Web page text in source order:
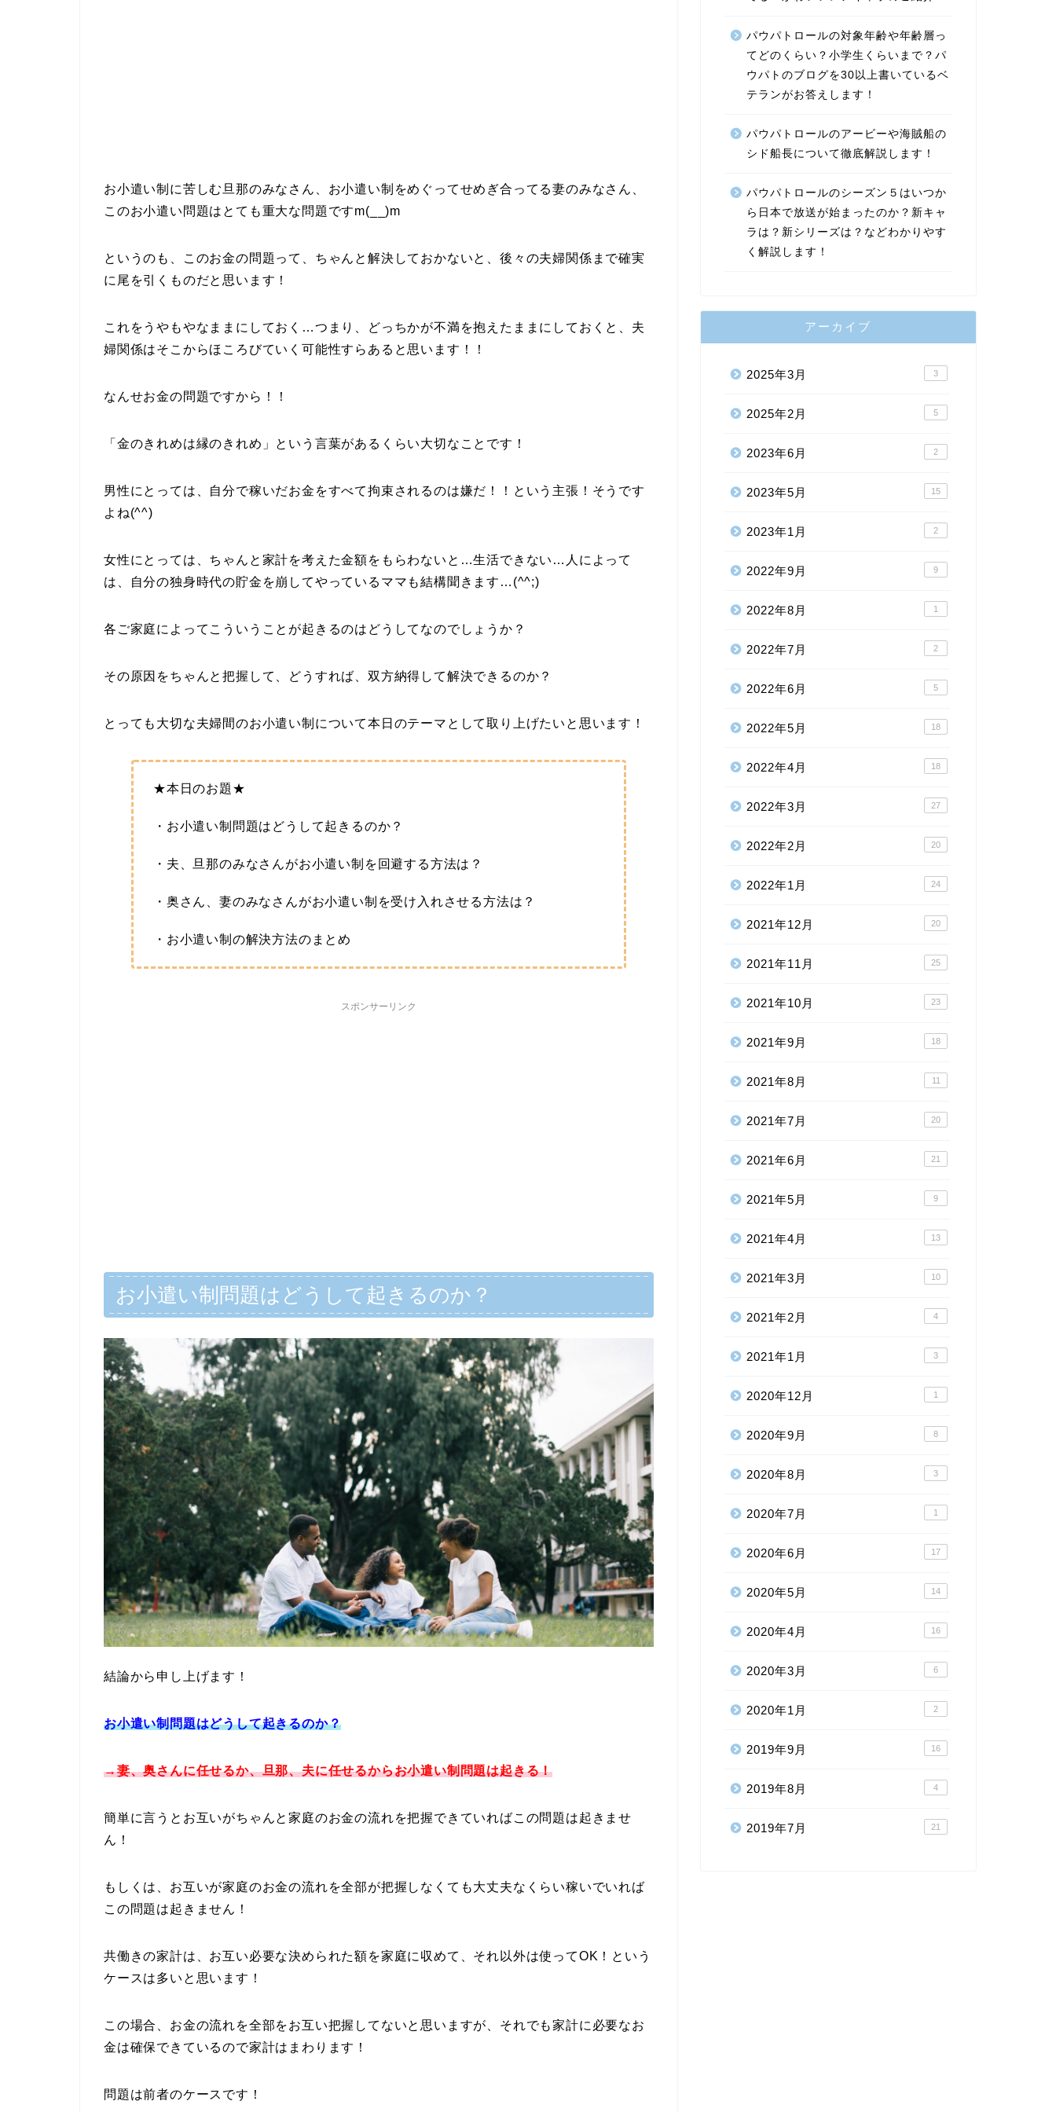
お小遣い制に苦しむ旦那のみなさん、お小遣い制をめぐってせめぎ合ってる妻のみなさん、
このお小遣い問題はとても重大な問題ですm(__)m
というのも、このお金の問題って、ちゃんと解決しておかないと、後々の夫婦関係まで確実
に尾を引くものだと思います！
これをうやもやなままにしておく…つまり、どっちかが不満を抱えたままにしておくと、夫
婦関係はそこからほころびていく可能性すらあると思います！！
なんせお金の問題ですから！！
「金のきれめは縁のきれめ」という言葉があるくらい大切なことです！
男性にとっては、自分で稼いだお金をすべて拘束されるのは嫌だ！！という主張！そうです
よね(^^)
女性にとっては、ちゃんと家計を考えた金額をもらわないと…生活できない…人によって
は、自分の独身時代の貯金を崩してやっているママも結構聞きます…(^^;)
各ご家庭によってこういうことが起きるのはどうしてなのでしょうか？
その原因をちゃんと把握して、どうすれば、双方納得して解決できるのか？
とっても大切な夫婦間のお小遣い制について本日のテーマとして取り上げたいと思います！
★本日のお題★
・お小遣い制問題はどうして起きるのか？
・夫、旦那のみなさんがお小遣い制を回避する方法は？
・奥さん、妻のみなさんがお小遣い制を受け入れさせる方法は？
・お小遣い制の解決方法のまとめ
スポンサーリンク
お小遣い制問題はどうして起きるのか？
結論から申し上げます！
お小遣い制問題はどうして起きるのか？
→妻、奥さんに任せるか、旦那、夫に任せるからお小遣い制問題は起きる！
簡単に言うとお互いがちゃんと家庭のお金の流れを把握できていればこの問題は起きませ
ん！
もしくは、お互いが家庭のお金の流れを全部が把握しなくても大丈夫なくらい稼いでいれば
この問題は起きません！
共働きの家計は、お互い必要な決められた額を家庭に収めて、それ以外は使ってOK！という
ケースは多いと思います！
この場合、お金の流れを全部をお互い把握してないと思いますが、それでも家計に必要なお
金は確保できているので家計はまわります！
問題は前者のケースです！
パウパトロールの対象年齢や年齢層っ
てどのくらい？小学生くらいまで？パ
ウパトのブログを30以上書いているベ
テランがお答えします！
パウパトロールのアービーや海賊船の
シド船長について徹底解説します！
パウパトロールのシーズン５はいつか
ら日本で放送が始まったのか？新キャ
ラは？新シリーズは？などわかりやす
く解説します！
アーカイブ
2025年3月 3
2025年2月 5
2023年6月 2
2023年5月 15
2023年1月 2
2022年9月 9
2022年8月 1
2022年7月 2
2022年6月 5
2022年5月 18
2022年4月 18
2022年3月 27
2022年2月 20
2022年1月 24
2021年12月 20
2021年11月 25
2021年10月 23
2021年9月 18
2021年8月 11
2021年7月 20
2021年6月 21
2021年5月 9
2021年4月 13
2021年3月 10
2021年2月 4
2021年1月 3
2020年12月 1
2020年9月 8
2020年8月 3
2020年7月 1
2020年6月 17
2020年5月 14
2020年4月 16
2020年3月 6
2020年1月 2
2019年9月 16
2019年8月 4
2019年7月 21